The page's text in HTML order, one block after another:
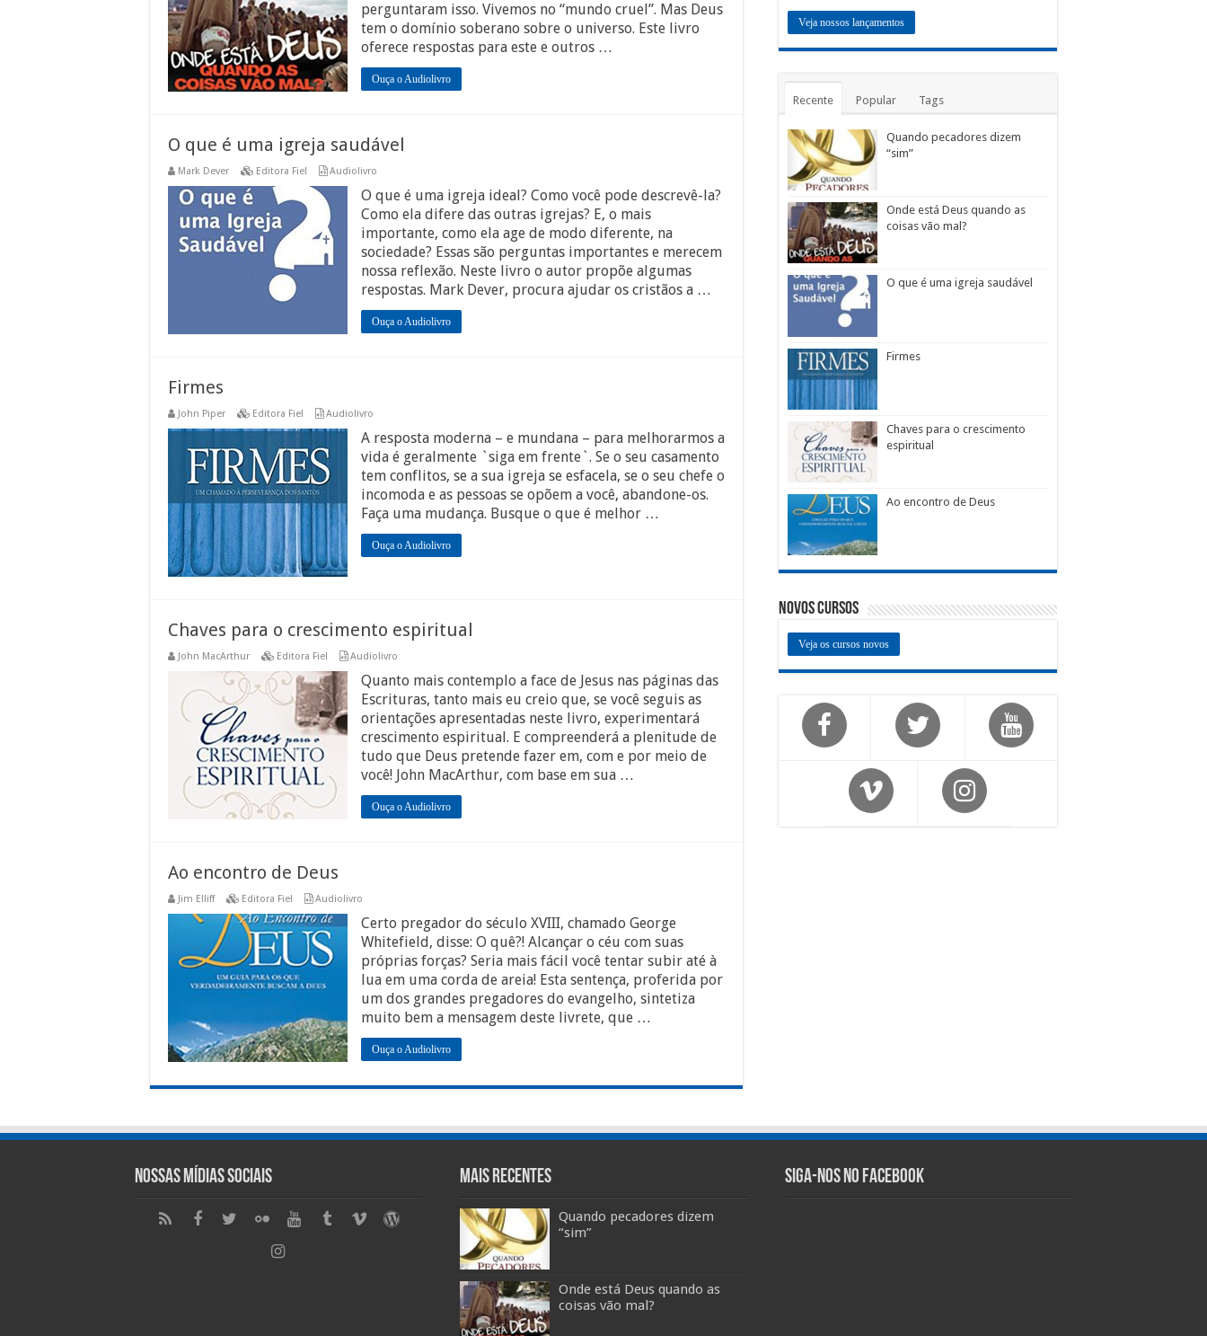
perguntaram isso. Vivemos no “mundo cruel”. Mas Deus
tem o domínio soberano sobre o universo. Este livro
oferece respostas para este e outros …
Ouça o Audiolivro
O que é uma igreja saudável
Mark Dever Editora Fiel Audiolivro
O que é uma igreja ideal? Como você pode descrevê-la?
Como ela difere das outras igrejas? E, o mais
importante, como ela age de modo diferente, na
sociedade? Essas são perguntas importantes e merecem
nossa reflexão. Neste livro o autor propõe algumas
respostas. Mark Dever, procura ajudar os cristãos a …
Ouça o Audiolivro
Firmes
John Piper Editora Fiel Audiolivro
A resposta moderna – e mundana – para melhorarmos a
vida é geralmente `siga em frente`. Se o seu casamento
tem conflitos, se a sua igreja se esfacela, se o seu chefe o
incomoda e as pessoas se opõem a você, abandone-os.
Faça uma mudança. Busque o que é melhor …
Ouça o Audiolivro
Chaves para o crescimento espiritual
John MacArthur Editora Fiel Audiolivro
Quanto mais contemplo a face de Jesus nas páginas das
Escrituras, tanto mais eu creio que, se você seguis as
orientações apresentadas neste livro, experimentará
crescimento espiritual. E compreenderá a plenitude de
tudo que Deus pretende fazer em, com e por meio de
você! John MacArthur, com base em sua …
Ouça o Audiolivro
Ao encontro de Deus
Jim Elliff Editora Fiel Audiolivro
Certo pregador do século XVIII, chamado George
Whitefield, disse: O quê?! Alcançar o céu com suas
próprias forças? Seria mais fácil você tentar subir até à
lua em uma corda de areia! Esta sentença, proferida por
um dos grandes pregadores do evangelho, sintetiza
muito bem a mensagem deste livrete, que …
Ouça o Audiolivro
Veja nossos lançamentos
Recente Popular Tags
Quando pecadores dizem
“sim”
Onde está Deus quando as
coisas vão mal?
O que é uma igreja saudável
Firmes
Chaves para o crescimento
espiritual
Ao encontro de Deus
Novos Cursos
Veja os cursos novos
Nossas Mídias Sociais Mais Recentes
Quando pecadores dizem
“sim”
Onde está Deus quando as
coisas vão mal?
Siga-nos no Facebook